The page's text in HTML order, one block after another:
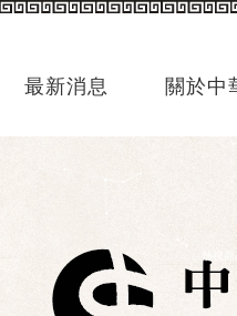
最新消息 關於中